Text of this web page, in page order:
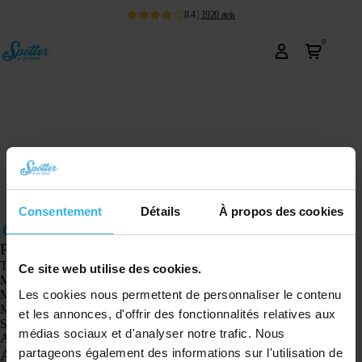
Consentement Détails À propos des cookies
Ce site web utilise des cookies.
Les cookies nous permettent de personnaliser le contenu
et les annonces, d'offrir des fonctionnalités relatives aux
médias sociaux et d'analyser notre trafic. Nous
partageons également des informations sur l'utilisation de
8.4| 1920 avis
0
Produits
Traceur GPS Spotter X10
Montre GPS Spotter Senior
Montre GPS Spotter Explorer
Montre GPS Spotter pour enfants
Spotter CatX
Animal Spotter
Applications